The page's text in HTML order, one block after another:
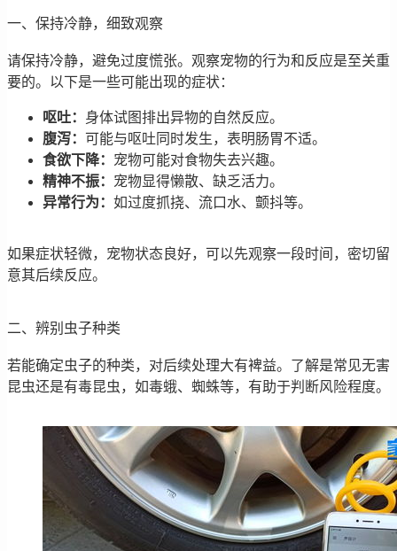
一、保持冷静，细致观察
请保持冷静，避免过度慌张。观察宠物的行为和反应是至关重
要的。以下是一些可能出现的症状：
呕吐： 身体试图排出异物的自然反应。
腹泻： 可能与呕吐同时发生，表明肠胃不适。
食欲下降： 宠物可能对食物失去兴趣。
精神不振： 宠物显得懒散、缺乏活力。
异常行为： 如过度抓挠、流口水、颤抖等。
如果症状轻微，宠物状态良好，可以先观察一段时间，密切留
意其后续反应。
二、辨别虫子种类
若能确定虫子的种类，对后续处理大有裨益。了解是常见无害
昆虫还是有毒昆虫，如毒蛾、蜘蛛等，有助于判断风险程度。